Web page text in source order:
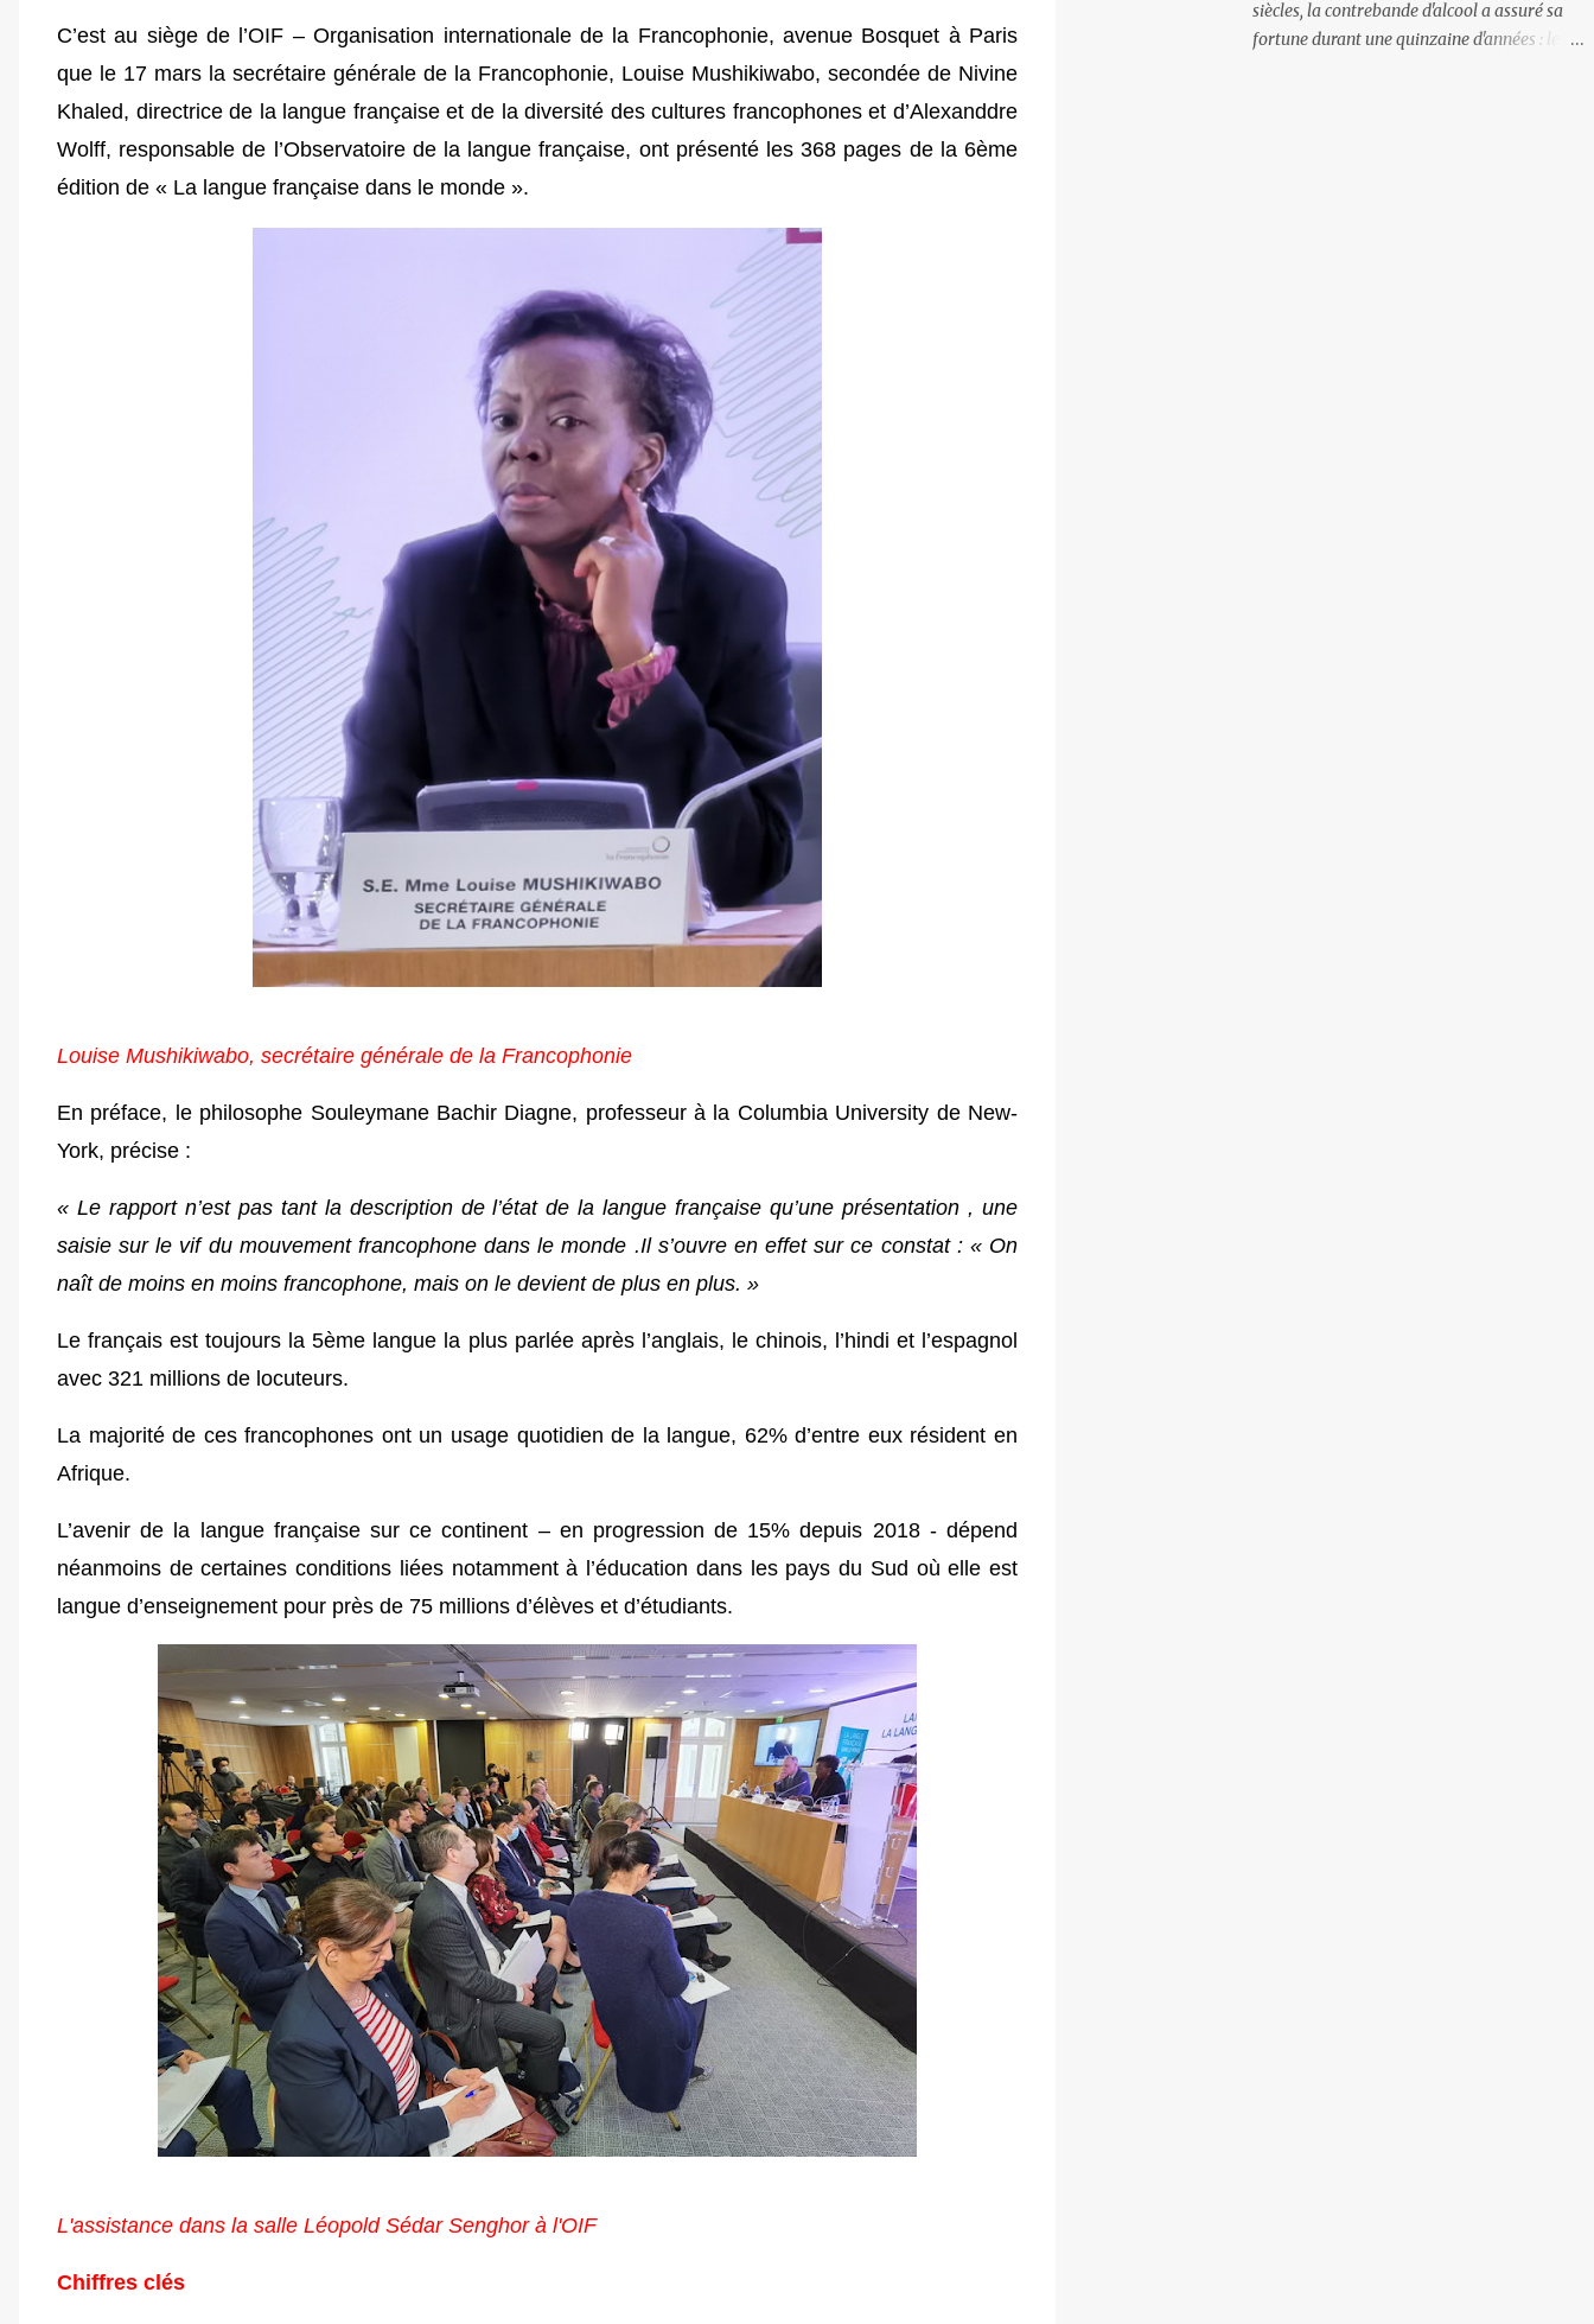
C’est au siège de l’OIF – Organisation internationale de la Francophonie, avenue Bosquet à Paris
que le 17 mars la secrétaire générale de la Francophonie, Louise Mushikiwabo, secondée de Nivine
Khaled, directrice de la langue française et de la diversité des cultures francophones et d’Alexanddre
Wolff, responsable de l’Observatoire de la langue française, ont présenté les 368 pages de la 6ème
édition de « La langue française dans le monde ».
Louise Mushikiwabo, secrétaire générale de la Francophonie
En préface, le philosophe Souleymane Bachir Diagne, professeur à la Columbia University de New-
York, précise :
« Le rapport n’est pas tant la description de l’état de la langue française qu’une présentation , une
saisie sur le vif du mouvement francophone dans le monde .Il s’ouvre en effet sur ce constat : « On
naît de moins en moins francophone, mais on le devient de plus en plus. »
Le français est toujours la 5ème langue la plus parlée après l’anglais, le chinois, l’hindi et l’espagnol
avec 321 millions de locuteurs.
La majorité de ces francophones ont un usage quotidien de la langue, 62% d’entre eux résident en
Afrique.
L’avenir de la langue française sur ce continent – en progression de 15% depuis 2018 - dépend
néanmoins de certaines conditions liées notamment à l’éducation dans les pays du Sud où elle est
langue d’enseignement pour près de 75 millions d’élèves et d’étudiants.
L'assistance dans la salle Léopold Sédar Senghor à l'OIF
Chiffres clés
résistante, elle a permis aux femmes de
siècles, la contrebande d'alcool a assuré sa
fortune durant une quinzaine d'années : les